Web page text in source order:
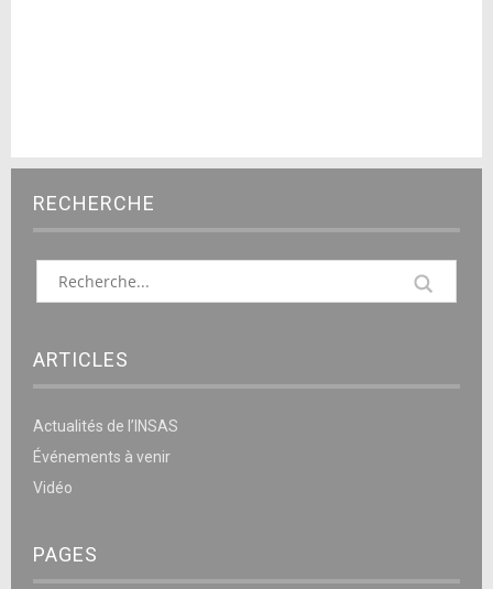
RECHERCHE
ARTICLES
Actualités de l’INSAS
Événements à venir
Vidéo
PAGES